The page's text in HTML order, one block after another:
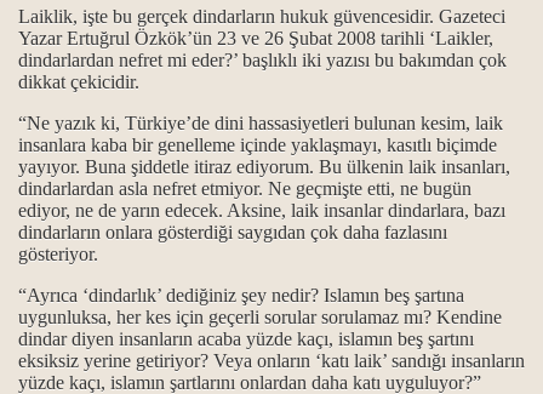
Laiklik, işte bu gerçek dindarların hukuk güvencesidir. Gazeteci
Yazar Ertuğrul Özkök’ün 23 ve 26 Şubat 2008 tarihli ‘Laikler,
dindarlardan nefret mi eder?’ başlıklı iki yazısı bu bakımdan çok
dikkat çekicidir.
“Ne yazık ki, Türkiye’de dini hassasiyetleri bulunan kesim, laik
insanlara kaba bir genelleme içinde yaklaşmayı, kasıtlı biçimde
yayıyor. Buna şiddetle itiraz ediyorum. Bu ülkenin laik insanları,
dindarlardan asla nefret etmiyor. Ne geçmişte etti, ne bugün
ediyor, ne de yarın edecek. Aksine, laik insanlar dindarlara, bazı
dindarların onlara gösterdiği saygıdan çok daha fazlasını
gösteriyor.
“Ayrıca ‘dindarlık’ dediğiniz şey nedir? Islamın beş şartına
uygunluksa, her kes için geçerli sorular sorulamaz mı? Kendine
dindar diyen insanların acaba yüzde kaçı, islamın beş şartını
eksiksiz yerine getiriyor? Veya onların ‘katı laik’ sandığı insanların
yüzde kaçı, islamın şartlarını onlardan daha katı uyguluyor?”
Ali islamıdır.
Aşk ile, Aşk-ı niyazımla, Hu erenler ve Can“ hitap ve
ve olmamalıdır.